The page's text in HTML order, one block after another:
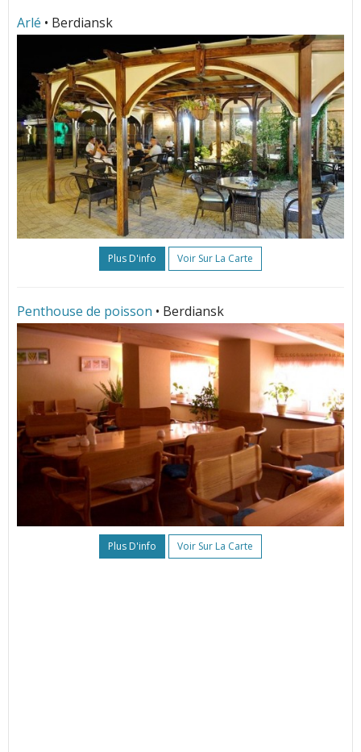
Arlé • Berdiansk
Plus D'info Voir Sur La Carte
Penthouse de poisson • Berdiansk
Plus D'info Voir Sur La Carte